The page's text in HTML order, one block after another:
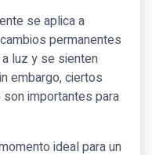
se aplica a
permanentes
luz y se sienten
embargo, ciertos
importantes para
ideal para un